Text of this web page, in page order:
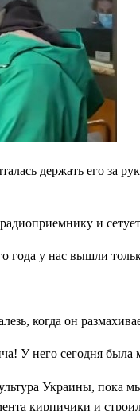
держать его за
и
у нас вышли
когда он
У него сегодня была
Украины, пока
кирпичики и